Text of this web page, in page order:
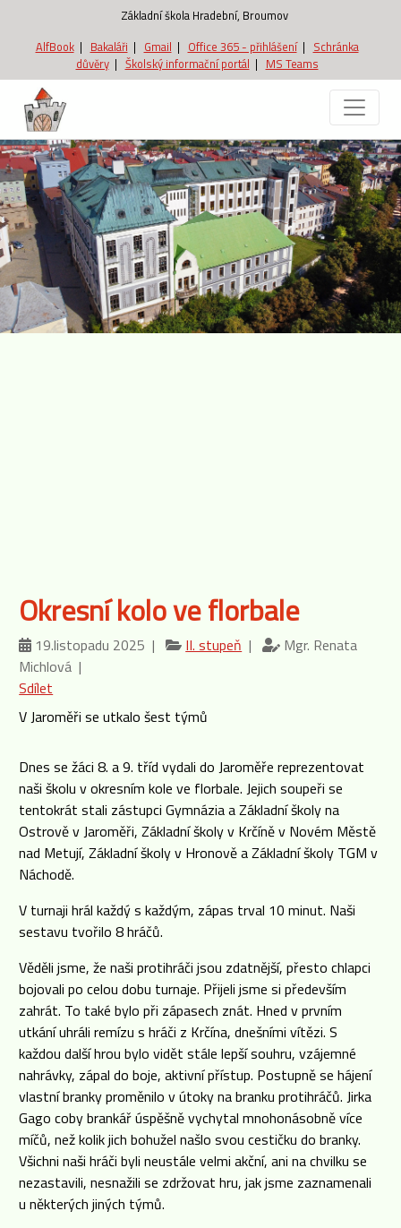
Základní škola Hradební, Broumov
AlfBook| Bakaláři | Gmail | Office 365 - přihlášení| Schránka
důvěry| Školský informační portál | MS Teams
Okresní kolo ve florbale
19.listopadu 2025 | II. stupeň |
Mgr. Renata
Michlová |
Sdílet
V Jaroměři se utkalo šest týmů
Dnes se žáci 8. a 9. tříd vydali do Jaroměře reprezentovat
naši školu v okresním kole ve florbale. Jejich soupeři se
tentokrát stali zástupci Gymnázia a Základní školy na
Ostrově v Jaroměři, Základní školy v Krčíně v Novém Městě
nad Metují, Základní školy v Hronově a Základní školy TGM v
Náchodě.
V turnaji hrál každý s každým, zápas trval 10 minut. Naši
sestavu tvořilo 8 hráčů.
Věděli jsme, že naši protihráči jsou zdatnější, přesto chlapci
bojovali po celou dobu turnaje. Přijeli jsme si především
zahrát. To také bylo při zápasech znát. Hned v prvním
utkání uhráli remízu s hráči z Krčína, dnešními vítězi. S
každou další hrou bylo vidět stále lepší souhru, vzájemné
nahrávky, zápal do boje, aktivní přístup. Postupně se hájení
vlastní branky proměnilo v útoky na branku protihráčů. Jirka
Gago coby brankář úspěšně vychytal mnohonásobně více
míčů, než kolik jich bohužel našlo svou cestičku do branky.
Všichni naši hráči byli neustále velmi akční, ani na chvilku se
nezastavili, nesnažili se zdržovat hru, jak jsme zaznamenali
u některých jiných týmů.